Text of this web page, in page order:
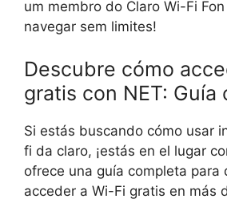
um membro do Claro Wi-Fi
navegar sem limites!
Descubre cómo
gratis con NET: Guía
Si estás buscando cómo usar
fi da claro, ¡estás en el lugar
ofrece una guía completa para
acceder a Wi-Fi gratis en más